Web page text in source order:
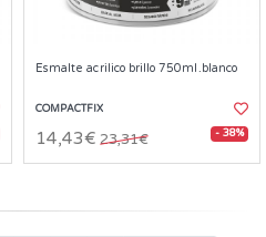
Esmalte acrilico brillo 750ml.blanco
COMPACTFIX
14,43€ 23,31€ - 38%